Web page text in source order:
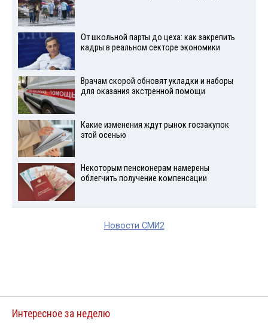
От школьной парты до цеха: как закрепить
кадры в реальном секторе экономики
Врачам скорой обновят укладки и наборы
для оказания экстренной помощи
Какие изменения ждут рынок госзакупок
этой осенью
Некоторым пенсионерам намерены
облегчить получение компенсации
Новости СМИ2
Интересное за неделю